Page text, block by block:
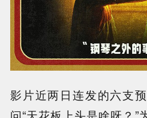
影片近两日连发的六支